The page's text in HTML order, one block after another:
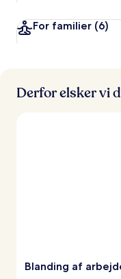
For familier (6)
Derfor elsker vi
Blanding af